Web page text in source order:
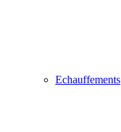
Echauffements